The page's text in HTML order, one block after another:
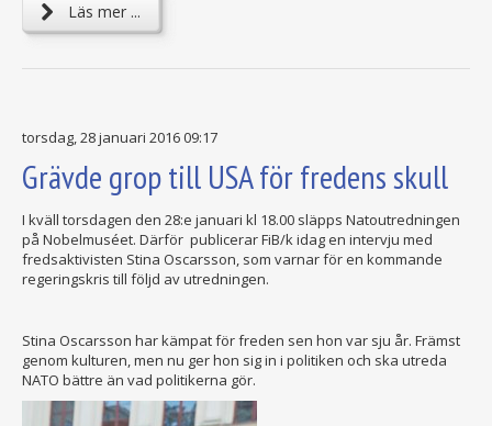
Läs mer ...
torsdag, 28 januari 2016 09:17
Grävde grop till USA för fredens skull
I kväll torsdagen den 28:e januari kl 18.00 släpps Natoutredningen
på Nobelmuséet. Därför publicerar FiB/k idag en intervju med
fredsaktivisten Stina Oscarsson, som varnar för en kommande
regeringskris till följd av utredningen.
Stina Oscarsson har kämpat för freden sen hon var sju år. Främst
genom kulturen, men nu ger hon sig in i politiken och ska utreda
NATO bättre än vad politikerna gör.